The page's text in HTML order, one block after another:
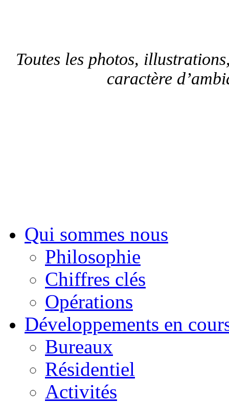
Toutes les photos,
caractère
Qui sommes nous
Philosophie
Chiffres clés
Opérations
Développements en
Bureaux
Résidentiel
Activités